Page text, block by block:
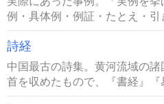
例・具体例・例証・たとえ・引
詩経
中国最古の詩集。黄河流域の
首を収めたもので、『書経』『